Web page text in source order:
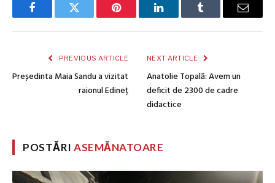
FacebookTwitter Pinterest LinkedInTumblr Email
PREVIOUS ARTICLE
Președinta Maia Sandu a vizitat
raionul Edineț
NEXT ARTICLE
Anatolie Topală: Avem un
deficit de 2300 de cadre
didactice
POSTĂRIASEMĂNATOARE